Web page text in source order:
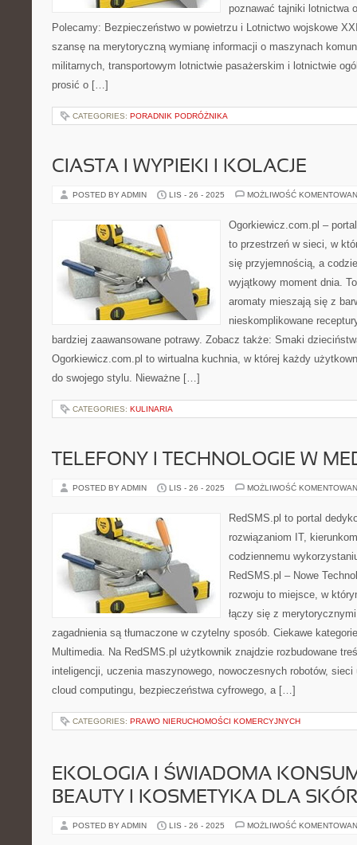
poznawać tajniki lotnictwa
Polecamy: Bezpieczeństwo w powietrzu i Lotnictwo wojskowe
szansę na merytoryczną wymianę informacji o maszynach
militarnych, transportowym lotnictwie pasażerskim i lotnictwie
prosić o […]
CATEGORIES: PORADNIK PODRÓŻNIKA
CIASTA I WYPIEKI I KOLACJE
POSTED BY ADMIN LIS - 26 - 2025 MOŻLIWOŚĆ
Ogorkiewicz.com.pl –
to przestrzeń w sieci, w
się przyjemnością, a
wyjątkowy moment dnia.
aromaty mieszają się z
nieskomplikowane
bardziej zaawansowane potrawy. Zobacz także: Smaki
Ogorkiewicz.com.pl to wirtualna kuchnia, w której każdy
do swojego stylu. Nieważne […]
CATEGORIES: KULINARIA
TELEFONY I TECHNOLOGIE W
POSTED BY ADMIN LIS - 26 - 2025 MOŻLIWOŚĆ
RedSMS.pl to portal
rozwiązaniom IT,
codziennemu
RedSMS.pl – Nowe
rozwoju to miejsce, w
łączy się z
zagadnienia są tłumaczone w czytelny sposób. Ciekawe
Multimedia. Na RedSMS.pl użytkownik znajdzie rozbudowane
inteligencji, uczenia maszynowego, nowoczesnych robotów, sieci
cloud computingu, bezpieczeństwa cyfrowego, a […]
CATEGORIES: PRAWO NIERUCHOMOŚCI KOMERCYJNYCH
EKOLOGIA I ŚWIADOMA
BEAUTY I KOSMETYKA DLA
POSTED BY ADMIN LIS - 26 - 2025 MOŻLIWOŚĆ